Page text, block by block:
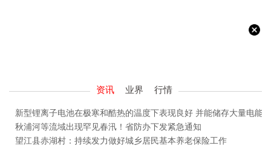
资讯 业界 行情
新型锂离子电池在极寒和酷热的温度下表现良好 并能储存大量电能
秋浦河等流域出现罕见春汛！省防办下发紧急通知
望江县赤湖村：持续发力做好城乡居民基本养老保险工作